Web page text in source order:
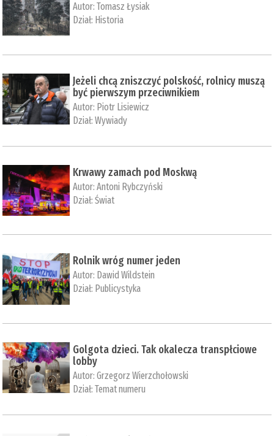
Autor:Tomasz Łysiak
Dział: Historia
Jeżeli chcą zniszczyć polskość, rolnicy muszą
być pierwszym przeciwnikiem
Autor: Piotr Lisiewicz
Dział:Wywiady
Krwawy zamach pod Moskwą
Autor:Antoni Rybczyński
Dział:Świat
Rolnik wróg numer jeden
Autor: Dawid Wildstein
Dział: Publicystyka
Golgota dzieci. Tak okalecza transpłciowe
lobby
Autor:Grzegorz Wierzchołowski
Dział:Temat numeru